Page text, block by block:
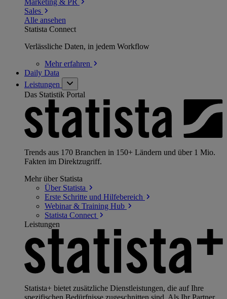
Sales
Alle ansehen
Statista Connect
Verlässliche Daten, in jedem Workflow
Mehrerfahren
Daily Data
Leistungen
Das Statistik Portal
Trends aus 170 Branchen in 150+ Ländern und über 1 Mio.
Fakten im Direktzugriff.
Mehr über Statista
Über Statista
Erste Schritte und Hilfebereich
Webinar & Training Hub
Statista Connect
Leistungen
Statista+ bietet zusätzliche Dienstleistungen, die auf Ihre
spezifischen Bedürfnisse zugeschnitten sind. Als Ihr Partner